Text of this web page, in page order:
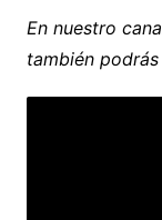
En nuestro
también